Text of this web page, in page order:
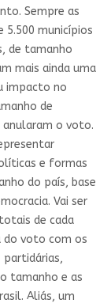
Sempre as
5.500 municípios
de tamanho
mais ainda uma
impacto no
de
o voto.
e formas
do país, base
Vai ser
de cada
do voto com os
tamanho e as
Aliás, um